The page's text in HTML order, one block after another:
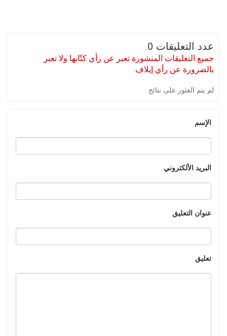
عدد التعليقات 0
جميع التعليقات المنشورة تعبر عن رأي كتّابها ولا تعبر
بالضرورة عن رأي إيلاف
لم يتم العثور على نتائج
الإسم
البريد الألكتروني
عنوان التعليق
تعليق